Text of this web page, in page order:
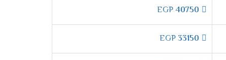
40750
33150